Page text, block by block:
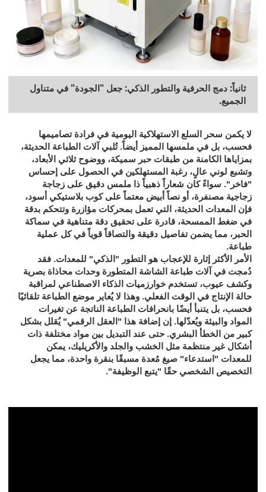
ثانياً: دمج الحرفية والتطور الذكي: جعل "الجودة" في متناول
الجميع.
لا يكمن سحر السلع الاستهلاكية اليومية في فرادة تصاميمها
فحسب، بل في ملمسها المميز أيضاً. تُلبي آلات الطباعة الحديثة،
بمزاياها الكامنة من طبقات حبر سميكة، ووضوح ثلاثي الأبعاد،
وتشبع لوني عالٍ، رغبة المستهلكين في الحصول على إحساس
"فاخر". سواءً كان شعاراً ذهبياً ذا ملمس دقيق على زجاجة
زجاجية مصنفرة، أو نصاً أبيض معتماً على كوب بلاستيكي أسود،
فإن المعدات الحديثة، التي تعمل بمحركات مؤازرة وتتحكم بدقة
في ضغط الممسحة، قادرة على تحقيق دقة متناهية في سماكة
الحبر، مما يضمن تفاصيل دقيقة والتصاقاً قوياً في كل عملية
طباعة.
الأمر الأكثر إثارة للإعجاب هو التطور "الذكي" للمعدات. فقد
دُمجت في آلات طباعة الشاشة المتطورة وحدات محاذاة بصرية
وكشف عيوب، تستخدم خوارزميات الذكاء الاصطناعي لمراقبة
حالة الإنتاج في الوقت الفعلي. وهذا لا يُعاير موضع الطباعة تلقائيًا
فحسب، بل يتنبأ أيضًا بانحرافات الطباعة الناتجة عن تغيرات
المواد والبيئة ويُعدّلها. إن إضافة هذا "العقل الرقمي" يُقلل بشكل
كبير من الخطأ البشري. حتى عند التبديل بين مواد مختلفة ذات
أشكال غير منتظمة مثل الخشب والجلد والأكريليك، يمكن
للمعدات "استدعاء" صيغ مُعدة مسبقًا بنقرة واحدة، مما يجعل
التخصيص الشخصي حقًا "يتبع الوظيفة".